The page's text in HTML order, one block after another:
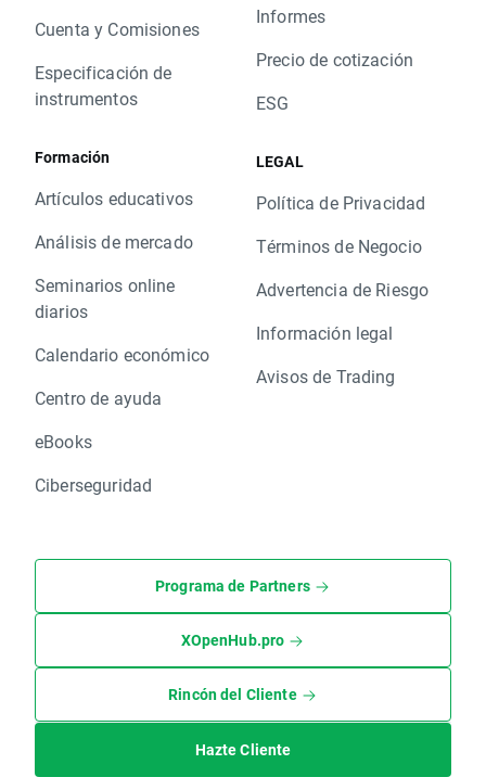
Cuenta y Comisiones
Especificación de
instrumentos
Formación
Artículos educativos
Análisis de mercado
Seminarios online
diarios
Calendario económico
Centro de ayuda
eBooks
Ciberseguridad
Informes
Precio de cotización
ESG
LEGAL
Política de Privacidad
Términos de Negocio
Advertencia de Riesgo
Información legal
Avisos de Trading
Programa de Partners
XOpenHub.pro
Rincón del Cliente
Hazte Cliente